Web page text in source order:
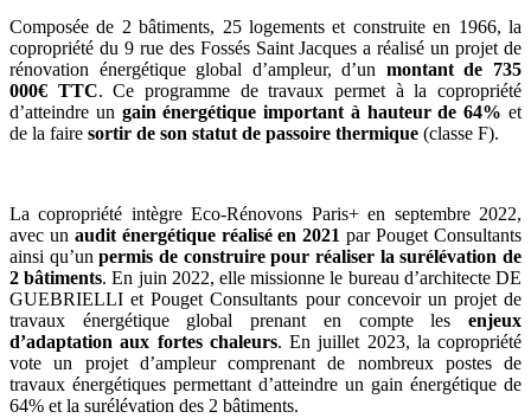
Composée de 2 bâtiments, 25 logements et construite en 1966, la
copropriété du 9 rue des Fossés Saint Jacques a réalisé un projet de
rénovation énergétique global d’ampleur, d’un montant de 735
000€ TTC. Ce programme de travaux permet à la copropriété
d’atteindre un gain énergétique important à hauteur de 64% et
de la faire sortir de son statut de passoire thermique (classe F).
La copropriété intègre Eco-Rénovons Paris+ en septembre 2022,
avec un audit énergétique réalisé en 2021 par Pouget Consultants
ainsi qu’unpermis de construire pour réaliser la surélévation de
2 bâtiments. En juin 2022, elle missionne le bureau d’architecte DE
GUEBRIELLI et Pouget Consultants pour concevoir un projet de
travaux énergétique global prenant en compte les enjeux
d’adaptation aux fortes chaleurs. En juillet 2023, la copropriété
vote un projet d’ampleur comprenant de nombreux postes de
travaux énergétiques permettant d’atteindre un gain énergétique de
64% et la surélévation des 2 bâtiments.